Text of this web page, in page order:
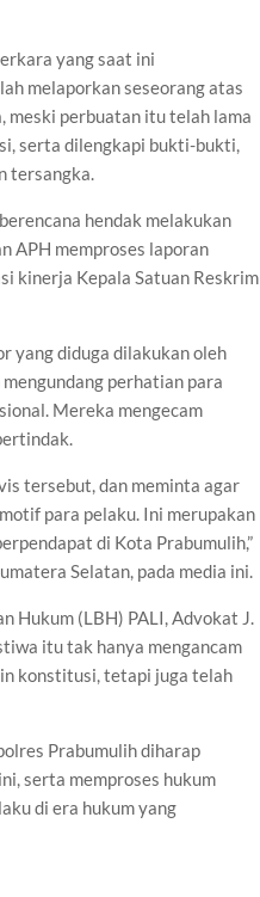
yang saat ini
melaporkan seseorang atas
meski perbuatan itu telah lama
serta dilengkapi bukti-bukti,
tersangka.
hendak melakukan
APH memproses laporan
kinerja Kepala Satuan Reskrim
yang diduga dilakukan oleh
perhatian para
Mereka mengecam
tersebut, dan meminta agar
para pelaku. Ini merupakan
di Kota Prabumulih,”
Selatan, pada media ini.
Hukum (LBH) PALI, Advokat J.
itu tak hanya mengancam
konstitusi, tetapi juga telah
Prabumulih diharap
serta memproses hukum
di era hukum yang